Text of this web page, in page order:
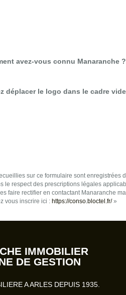
avez-vous connu Manaranche ?
déplacer le logo dans le cadre vide
sur ce formulaire sont enregistrées
le respect des prescriptions légales
faire rectifier en contactant Manaranche
vous inscrire ici : https://conso.bloctel.fr/»
IMMOBILIER
DE GESTION
A ARLES DEPUIS 1935.